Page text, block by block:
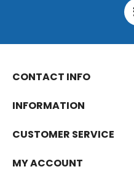
CONTACT INFO
INFORMATION
CUSTOMER SERVICE
MY ACCOUNT